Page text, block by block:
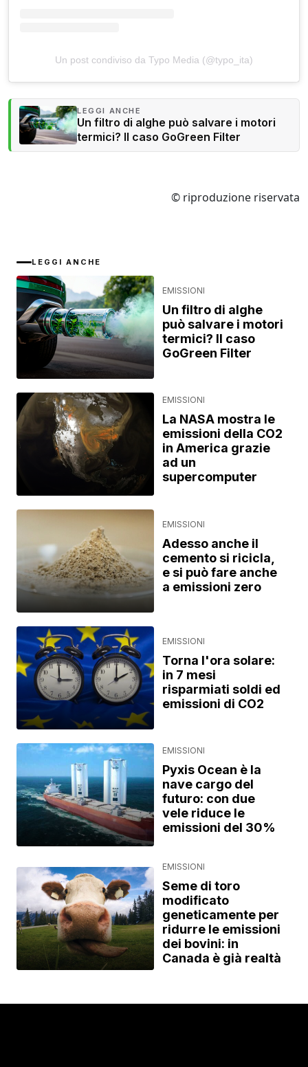
Un post condiviso da Typo Media (@typo_ita)
LEGGI ANCHE
Un filtro di alghe può salvare i motori
termici? Il caso GoGreen Filter
© riproduzione riservata
LEGGI ANCHE
EMISSIONI
Un filtro di alghe
può salvare i motori
termici? Il caso
GoGreen Filter
EMISSIONI
La NASA mostra le
emissioni della CO2
in America grazie
ad un
supercomputer
EMISSIONI
Adesso anche il
cemento si ricicla,
e si può fare anche
a emissioni zero
EMISSIONI
Torna l'ora solare:
in 7 mesi
risparmiati soldi ed
emissioni di CO2
EMISSIONI
Pyxis Ocean è la
nave cargo del
futuro: con due
vele riduce le
emissioni del 30%
EMISSIONI
Seme di toro
modificato
geneticamente per
ridurre le emissioni
dei bovini: in
Canada è già realtà